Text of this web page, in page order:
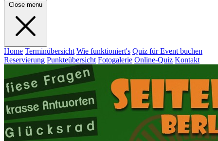
Close menu
Home Terminübersicht Wie funktioniert's Quiz für Event buchen
Reservierung Punkteübersicht Fotogalerie Online-Quiz Kontakt